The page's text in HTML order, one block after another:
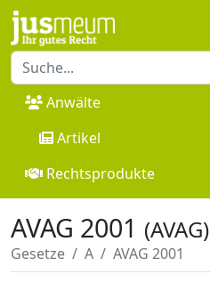
Anwälte
Artikel
Rechtsprodukte
AVAG 2001 (AVAG)
Gesetze A AVAG 2001